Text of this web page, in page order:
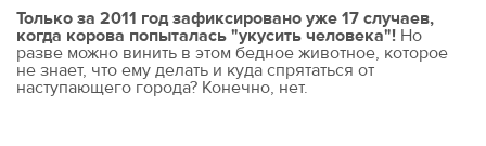
Только за 2011 год зафиксировано уже 17 случаев,
когда корова попыталась "укусить человека"! Но
разве можно винить в этом бедное животное, которое
не знает, что ему делать и куда спрятаться от
наступающего города? Конечно, нет.